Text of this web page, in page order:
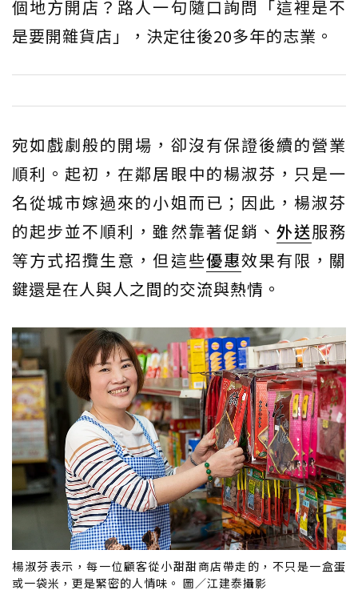
個地方開店？路人一句隨口詢問「這裡是不
是要開雜貨店」，決定往後20多年的志業。
宛如戲劇般的開場，卻沒有保證後續的營業
順利。起初，在鄰居眼中的楊淑芬，只是一
名從城市嫁過來的小姐而已；因此，楊淑芬
的起步並不順利，雖然靠著促銷、 外送服務
等方式招攬生意，但這些優惠效果有限，關
鍵還是在人與人之間的交流與熱情。
楊淑芬表示，每一位顧客從小甜甜商店帶走的，不只是一盒蛋
或一袋米，更是緊密的人情味。 圖／江建泰攝影